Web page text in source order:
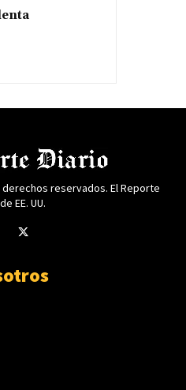
reservados. El Reporte
EE. UU.